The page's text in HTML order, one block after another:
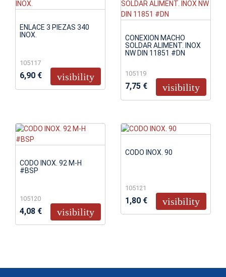
ENLACE 3 PIEZAS 340
INOX.
105117
6,90 € visibility
CONEXION MACHO
SOLDAR ALIMENT. INOX
NW DIN 11851 #DN
105119
7,75 € visibility
CODO INOX. 92 M-H
#BSP
105120
4,08 € visibility
CODO INOX. 90
105121
1,80 € visibility